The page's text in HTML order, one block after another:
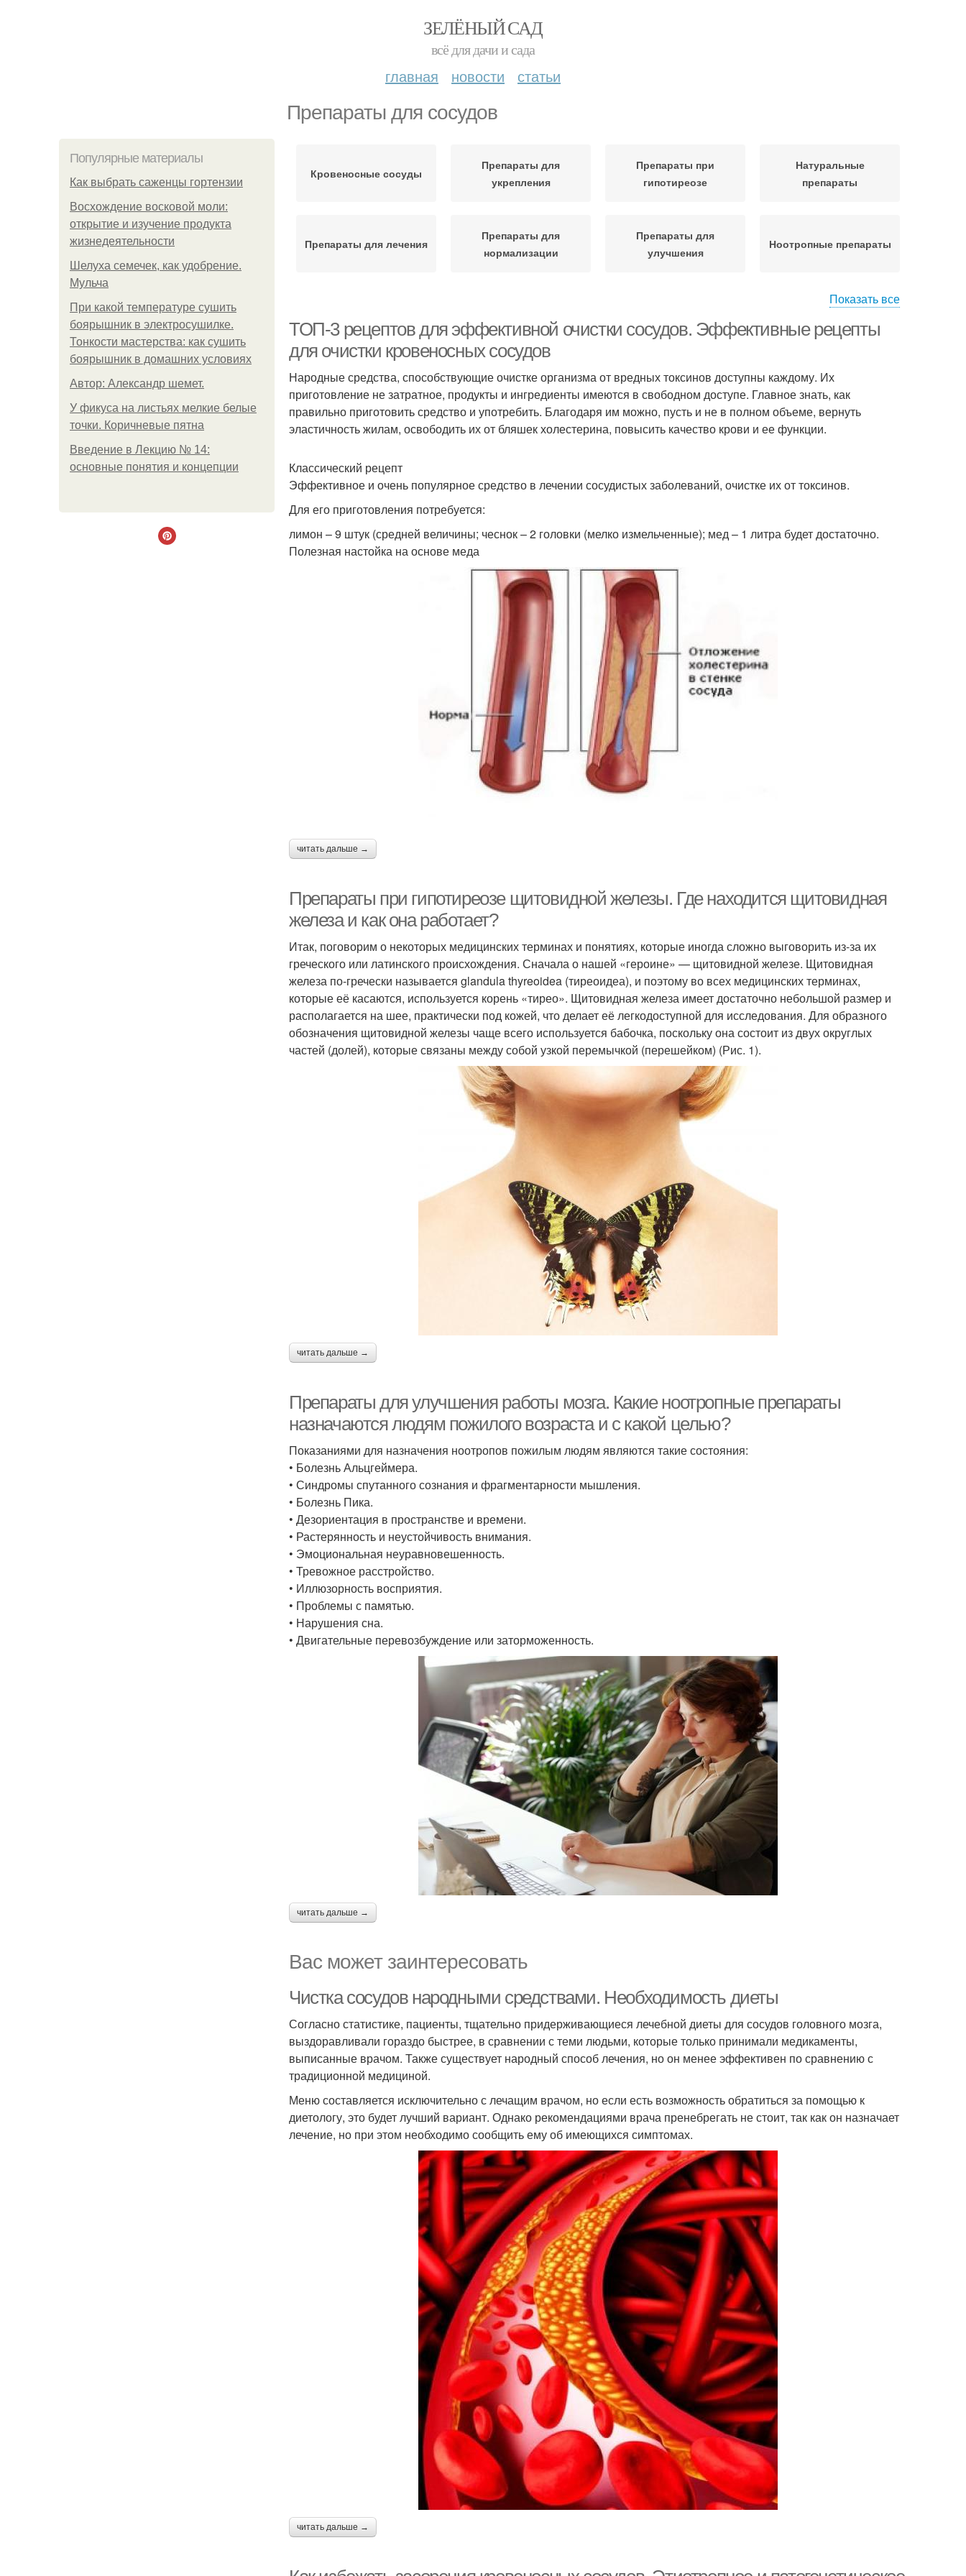
ЗЕЛЁНЫЙ САД
всё для дачи и сада
главная новости статьи
Препараты для сосудов
Популярные материалы
Как выбрать саженцы гортензии
Восхождение восковой моли:
открытие и изучение продукта
жизнедеятельности
Шелуха семечек, как удобрение.
Мульча
При какой температуре сушить
боярышник в электросушилке.
Тонкости мастерства: как сушить
боярышник в домашних условиях
Автор: Александр шемет.
У фикуса на листьях мелкие белые
точки. Коричневые пятна
Введение в Лекцию № 14:
основные понятия и концепции
Кровеносные сосуды
Препараты для
укрепления
Препараты при
гипотиреозе
Натуральные
препараты
Препараты для лечения
Препараты для
нормализации
Препараты для
улучшения
Ноотропные препараты
улучшения
кровообращения
Показать все
ТОП-3 рецептов для эффективной очистки сосудов. Эффективные рецепты
для очистки кровеносных сосудов
Народные средства, способствующие очистке организма от вредных токсинов доступны каждому. Их
приготовление не затратное, продукты и ингредиенты имеются в свободном доступе. Главное знать, как
правильно приготовить средство и употребить. Благодаря им можно, пусть и не в полном объеме, вернуть
эластичность жилам, освободить их от бляшек холестерина, повысить качество крови и ее функции.
Классический рецепт
Эффективное и очень популярное средство в лечении сосудистых заболеваний, очистке их от токсинов.
Для его приготовления потребуется:
лимон – 9 штук (средней величины; чеснок – 2 головки (мелко измельченные); мед – 1 литра будет достаточно.
Полезная настойка на основе меда
читать дальше →
Препараты при гипотиреозе щитовидной железы. Где находится щитовидная
железа и как она работает?
Итак, поговорим о некоторых медицинских терминах и понятиях, которые иногда сложно выговорить из-за их
греческого или латинского происхождения. Сначала о нашей «героине» — щитовидной железе. Щитовидная
железа по-гречески называет­ся glandula thyreoidea (тиреоидеа), и поэтому во всех медицинских терминах,
которые её касаются, используется корень «тирео». Щитовидная железа имеет достаточно не­большой размер и
располагается на шее, практически под кожей, что делает её легко­доступной для исследования. Для образного
обозначения щитовидной железы чаще всего используется бабочка, поскольку она состоит из двух округлых
частей (долей), которые связаны между собой узкой перемычкой (перешейком) (Рис. 1).
читать дальше →
Препараты для улучшения работы мозга. Какие ноотропные препараты
назначаются людям пожилого возраста и с какой целью?
Показаниями для назначения ноотропов пожилым людям являются такие состояния:
• Болезнь Альцгеймера.
• Синдромы спутанного сознания и фрагментарности мышления.
• Болезнь Пика.
• Дезориентация в пространстве и времени.
• Растерянность и неустойчивость внимания.
• Эмоциональная неуравновешенность.
• Тревожное расстройство.
• Иллюзорность восприятия.
• Проблемы с памятью.
• Нарушения сна.
• Двигательные перевозбуждение или заторможенность.
читать дальше →
Вас может заинтересовать
Чистка сосудов народными средствами. Необходимость диеты
Согласно статистике, пациенты, тщательно придерживающиеся лечебной диеты для сосудов головного мозга,
выздоравливали гораздо быстрее, в сравнении с теми людьми, которые только принимали медикаменты,
выписанные врачом. Также существует народный способ лечения, но он менее эффективен по сравнению с
традиционной медициной.
Меню составляется исключительно с лечащим врачом, но если есть возможность обратиться за помощью к
диетологу, это будет лучший вариант. Однако рекомендациями врача пренебрегать не стоит, так как он назначает
лечение, но при этом необходимо сообщить ему об имеющихся симптомах.
читать дальше →